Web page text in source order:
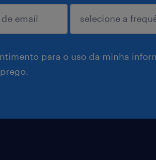
para o uso da minha